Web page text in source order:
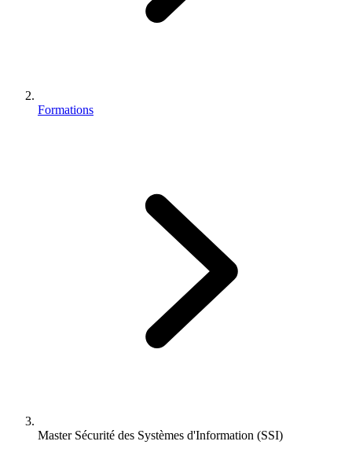
Formations
Master Sécurité des Systèmes d'Information (SSI)